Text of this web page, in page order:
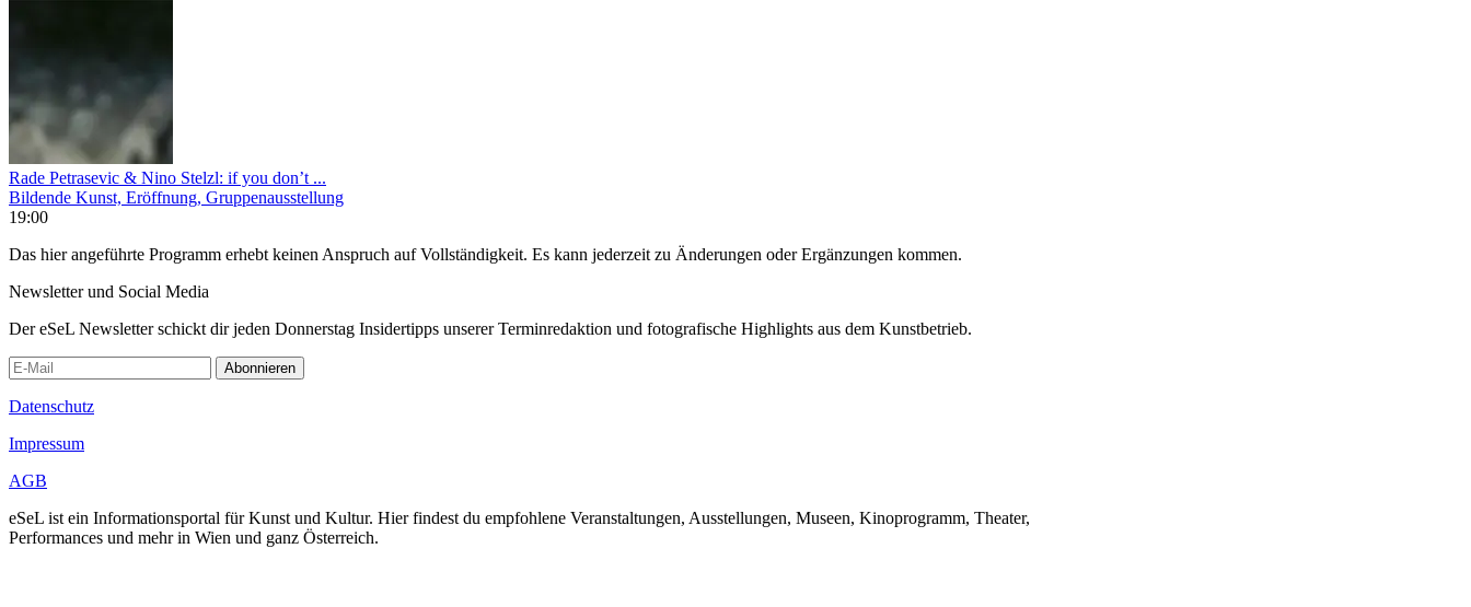
Rade Petrasevic & Nino Stelzl: if you don’t ...
Bildende Kunst, Eröffnung, Gruppenausstellung
19:00
Das hier angeführte Programm erhebt keinen Anspruch auf Vollständigkeit. Es kann jederzeit zu Änderungen oder Ergänzungen kommen.
Newsletter und Social Media
Der eSeL Newsletter schickt dir jeden Donnerstag Insidertipps unserer Terminredaktion und fotografische Highlights aus dem Kunstbetrieb.
Abonnieren
Datenschutz
Impressum
AGB
eSeL ist ein Informationsportal für Kunst und Kultur. Hier findest du empfohlene Veranstaltungen, Ausstellungen, Museen, Kinoprogramm, Theater,
Performances und mehr in Wien und ganz Österreich.